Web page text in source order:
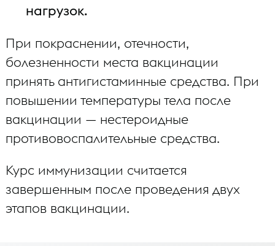
нагрузок.
При покраснении, отечности,
болезненности места вакцинации
принять антигистаминные средства. При
повышении температуры тела после
вакцинации — нестероидные
противовоспалительные средства.
Курс иммунизации считается
завершенным после проведения двух
этапов вакцинации.